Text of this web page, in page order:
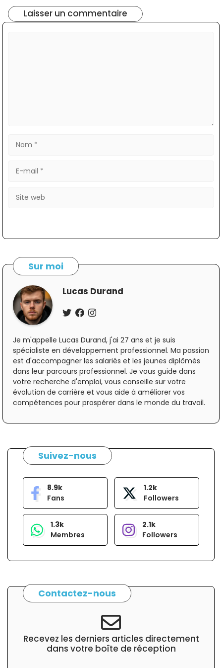
Laisser un commentaire
mail
web
Sur moi
Lucas Durand
Je m'appelle Lucas Durand, j'ai 27 ans et je suis
spécialiste en développement professionnel. Ma passion
est d'accompagner les salariés et les jeunes diplômés
dans leur parcours professionnel. Je vous guide dans
votre recherche d'emploi, vous conseille sur votre
évolution de carrière et vous aide à améliorer vos
compétences pour prospérer dans le monde du travail.
Suivez-nous
8.9k
Fans
1.2k
Followers
1.3k
Membres
2.1k
Followers
Contactez-nous
Recevez les derniers articles directement
dans votre boîte de réception